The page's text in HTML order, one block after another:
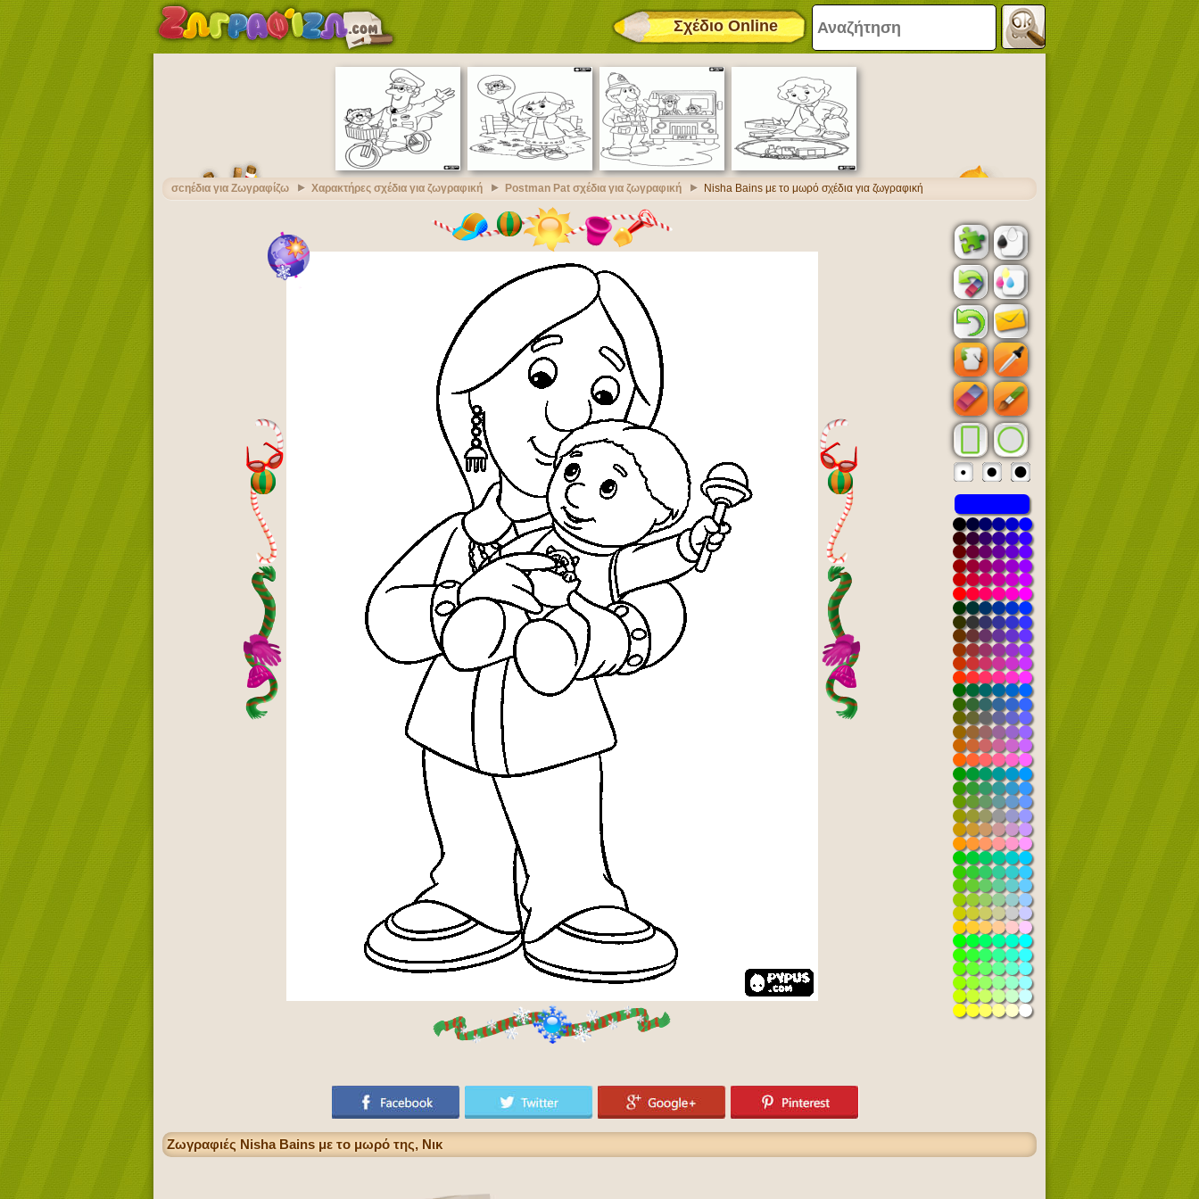
Σχέδιο Online
σcηέδια για Ζωγραφίζω Χαρακτήρες σχέδια για ζωγραφική Postman Pat σχέδια για ζωγραφική Nisha Bains με το μωρό σχέδια για ζωγραφική
Ζωγραφιές Nisha Bains με το μωρό της, Νικ